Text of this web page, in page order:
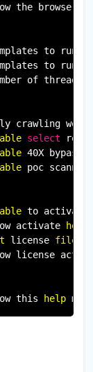
the browser
to run
to run
of threads
crawling web
select
40X bypass
poc
to activate
activate
help
license file
license
this
help